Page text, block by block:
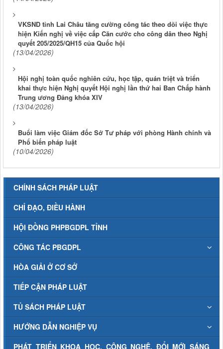
VKSND tỉnh Lai Châu tăng cường công tác theo dõi việc thực
hiện Kiến nghị về việc cấp Căn cước cho công dân theo Nghị
quyết 205/2025/QH15 của Quốc hội
(13/04/2026)
Hội nghị toàn quốc nghiên cứu, học tập, quán triệt và triển
khai thực hiện Nghị quyết Hội nghị lần thứ hai Ban Chấp hành
Trung ương Đảng khóa XIV
(13/04/2026)
Buổi làm việc Giám đốc Sở Tư pháp với phòng Hành chính và
Phổ biến pháp luật
(10/04/2026)
CHÍNH SÁCH PHÁP LUẬT
CHỈ ĐẠO, ĐIỀU HÀNH
HỘI ĐỒNG PHPBGDPL TỈNH
CÔNG TÁC PBGDPL
HÒA GIẢI Ở CƠ SỞ
TIẾP CẬN PHÁP LUẬT
TỦ SÁCH PHÁP LUẬT
HƯỚNG DẪN NGHIỆP VỤ
PHÁT TRIỂN KHOA HỌC, CÔNG NGHỆ, ĐỔI MỚI SÁNG